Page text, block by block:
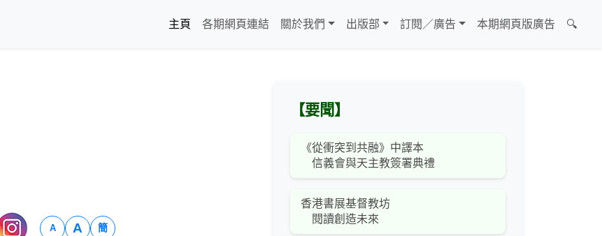
主頁
各期網頁連結 關於我們 出版部 訂閱／廣告 本期網頁版廣告 🔍
A A 簡
【要聞】
《從衝突到共融》中譯本
信義會與天主教簽署典禮
香港書展基督教坊
閱讀創造未來